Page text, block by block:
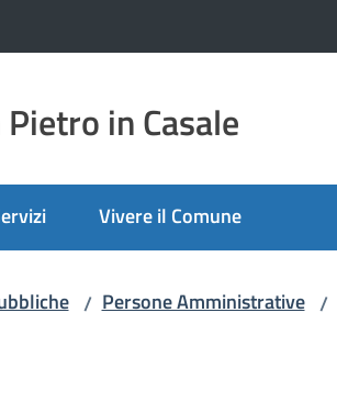
in Casale
Vivere il Comune
/ Persone Amministrative /